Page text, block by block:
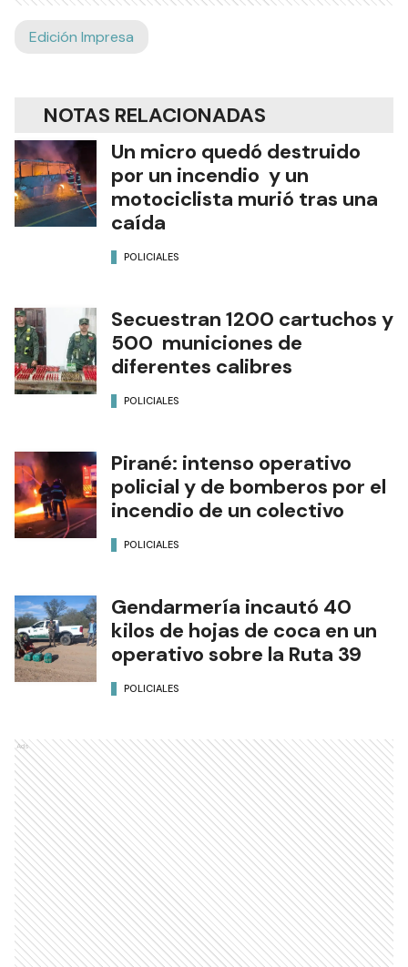
Edición Impresa
NOTAS RELACIONADAS
Un micro quedó destruido
por un incendio y un
motociclista murió tras una
caída
POLICIALES
Secuestran 1200 cartuchos y
500 municiones de
diferentes calibres
POLICIALES
Pirané: intenso operativo
policial y de bomberos por el
incendio de un colectivo
POLICIALES
Gendarmería incautó 40
kilos de hojas de coca en un
operativo sobre la Ruta 39
POLICIALES
Ads